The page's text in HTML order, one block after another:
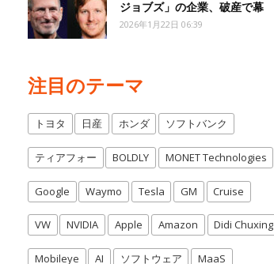
ジョブズ」の企業、破産で幕
2026年1月22日 06:39
注目のテーマ
トヨタ 日産 ホンダ ソフトバンク
ティアフォー BOLDLY MONET Technologies
Google Waymo Tesla GM Cruise
VW NVIDIA Apple Amazon Didi Chuxing
Mobileye AI ソフトウェア MaaS